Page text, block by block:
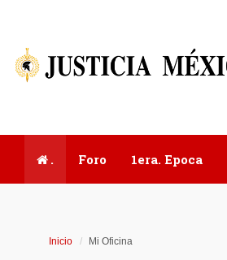
. Foro 1era. Epoca
Inicio Mi Oficina